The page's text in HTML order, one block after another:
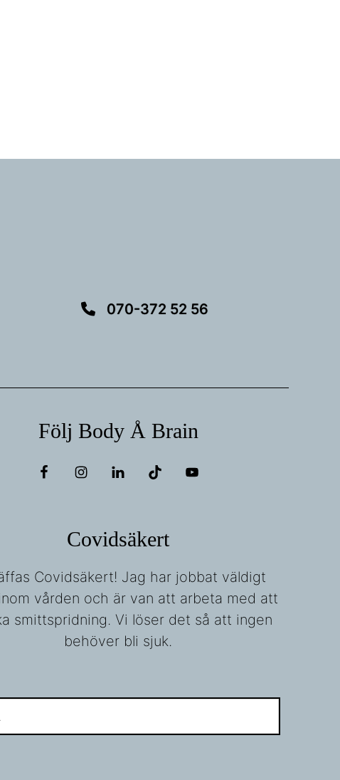
070-372 52 56
Följ Body Å Brain
Covidsäkert
Covidsäkert! Jag har jobbat väldigt
vården och är van att arbeta med att
smittspridning. Vi löser det så att ingen
behöver bli sjuk.